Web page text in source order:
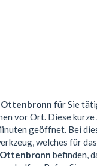
für Sie
vor Ort. Diese
geöffnet. Bei
welches für
befinden,